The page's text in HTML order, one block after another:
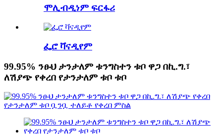
ሞሊብዲነም ፍርፋሪ
ፌሮ ቫናዲየም
99.95% ንፁህ ታንታለም ቱንግስተን ቱቦ ዋጋ በኪ.ግ.፣
ለሽያጭ የቀረበ የታንታለም ቱቦ ቱቦ